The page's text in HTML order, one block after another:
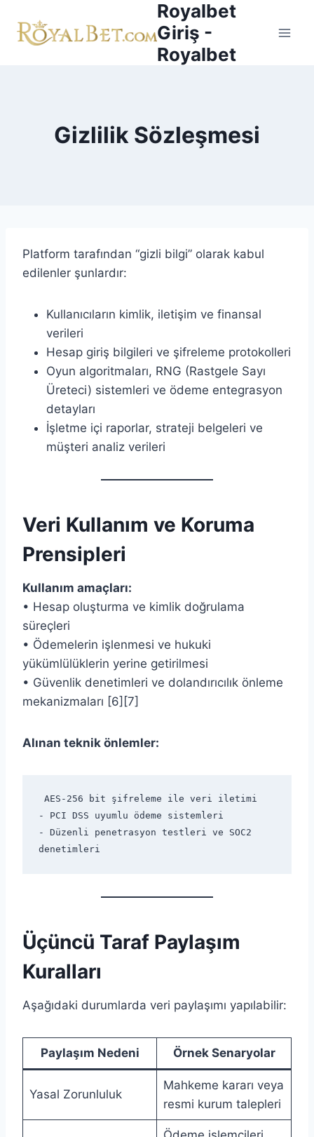
content
Royalbet
Giriş -
Royalbet
Gizlilik Sözleşmesi
Platform tarafından “gizli bilgi” olarak kabul
edilenler şunlardır:
Kullanıcıların kimlik, iletişim ve finansal
verileri
Hesap giriş bilgileri ve şifreleme protokolleri
Oyun algoritmaları, RNG (Rastgele Sayı
Üreteci) sistemleri ve ödeme entegrasyon
detayları
İşletme içi raporlar, strateji belgeleri ve
müşteri analiz verileri
Veri Kullanım ve Koruma
Prensipleri
Kullanım amaçları:
• Hesap oluşturma ve kimlik doğrulama
süreçleri
• Ödemelerin işlenmesi ve hukuki
yükümlülüklerin yerine getirilmesi
• Güvenlik denetimleri ve dolandırıcılık önleme
mekanizmaları [6][7]
Alınan teknik önlemler:
AES-256 bit şifreleme ile veri iletimi
- PCI DSS uyumlu ödeme sistemleri
- Düzenli penetrasyon testleri ve SOC2
denetimleri
Üçüncü Taraf Paylaşım
Kuralları
Aşağıdaki durumlarda veri paylaşımı yapılabilir:
Paylaşım Nedeni Örnek Senaryolar
Yasal Zorunluluk
Mahkeme kararı veya
resmi kurum talepleri